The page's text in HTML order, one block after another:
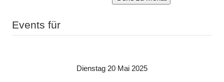
Events für
Dienstag 20 Mai 2025